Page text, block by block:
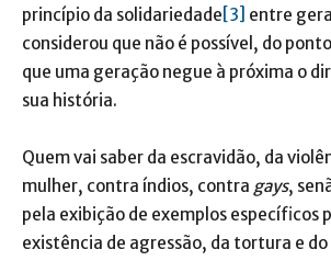
princípio da solidariedade [3] entre
considerou que não é possível, do
que uma geração negue à próxima o
sua história.
Quem vai saber da escravidão, da
mulher, contra índios, contra gays,
pela exibição de exemplos específicos
existência de agressão, da tortura e